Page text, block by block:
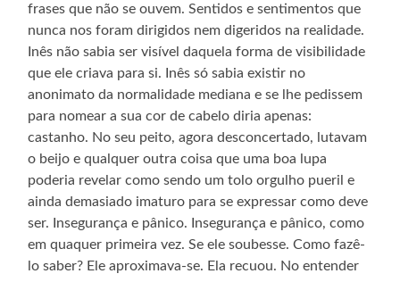
frases que não se ouvem. Sentidos e sentimentos que
nunca nos foram dirigidos nem digeridos na realidade.
Inês não sabia ser visível daquela forma de visibilidade
que ele criava para si. Inês só sabia existir no
anonimato da normalidade mediana e se lhe pedissem
para nomear a sua cor de cabelo diria apenas:
castanho. No seu peito, agora desconcertado, lutavam
o beijo e qualquer outra coisa que uma boa lupa
poderia revelar como sendo um tolo orgulho pueril e
ainda demasiado imaturo para se expressar como deve
ser. Insegurança e pânico. Insegurança e pânico, como
em quaquer primeira vez. Se ele soubesse. Como fazê-
lo saber? Ele aproximava-se. Ela recuou. No entender